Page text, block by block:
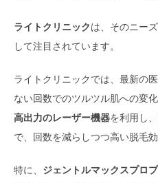
ライトクリニックは、そのニー
して注目されています。
ライトクリニックでは、最新の
ない回数でのツルツル肌への変
高出力のレーザー機器を利用し
で、回数を減らしつつ高い脱毛
特に、 ジェントルマックスプロ